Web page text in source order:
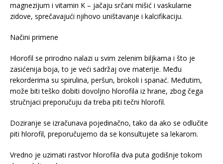
magnezijum i vitamin K – jačaju srčani mišić i vaskularne
zidove, sprečavajući njihovo uništavanje i kalcifikaciju.
Načini primene
Hlorofil se prirodno nalazi u svim zelenim biljkama i što je
zasićenija boja, to je veći sadržaj ove materije. Među
rekorderima su spirulina, peršun, brokoli i spanać. Međutim,
može biti teško dobiti dovoljno hlorofila iz hrane, zbog čega
stručnjaci preporučuju da treba piti tečni hlorofil.
Doziranje se izračunava pojedinačno, tako da ako se odlučite
piti hlorofil, preporučujemo da se konsultujete sa lekarom.
Vredno je uzimati rastvor hlorofila dva puta godišnje tokom